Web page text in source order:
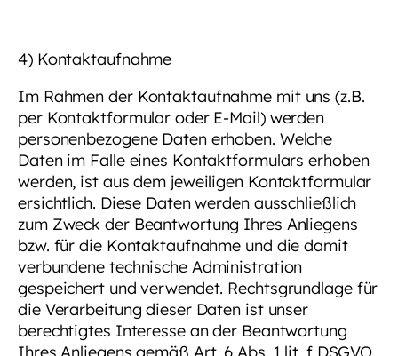
4) Kontaktaufnahme
Im Rahmen der Kontaktaufnahme mit uns (z.B.
per Kontaktformular oder E-Mail) werden
personenbezogene Daten erhoben. Welche
Daten im Falle eines Kontaktformulars erhoben
werden, ist aus dem jeweiligen Kontaktformular
ersichtlich. Diese Daten werden ausschließlich
zum Zweck der Beantwortung Ihres Anliegens
bzw. für die Kontaktaufnahme und die damit
verbundene technische Administration
gespeichert und verwendet. Rechtsgrundlage für
die Verarbeitung dieser Daten ist unser
berechtigtes Interesse an der Beantwortung